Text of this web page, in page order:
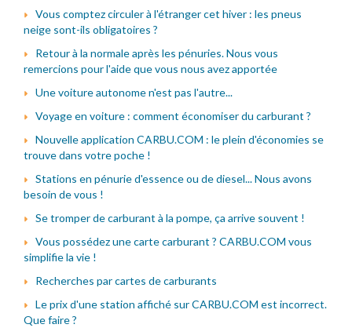
Vous comptez circuler à l'étranger cet hiver : les pneus
neige sont-ils obligatoires ?
Retour à la normale après les pénuries. Nous vous
remercions pour l'aide que vous nous avez apportée
Une voiture autonome n'est pas l'autre...
Voyage en voiture : comment économiser du carburant ?
Nouvelle application CARBU.COM : le plein d'économies se
trouve dans votre poche !
Stations en pénurie d'essence ou de diesel... Nous avons
besoin de vous !
Se tromper de carburant à la pompe, ça arrive souvent !
Vous possédez une carte carburant ? CARBU.COM vous
simplifie la vie !
Recherches par cartes de carburants
Le prix d'une station affiché sur CARBU.COM est incorrect.
Que faire ?